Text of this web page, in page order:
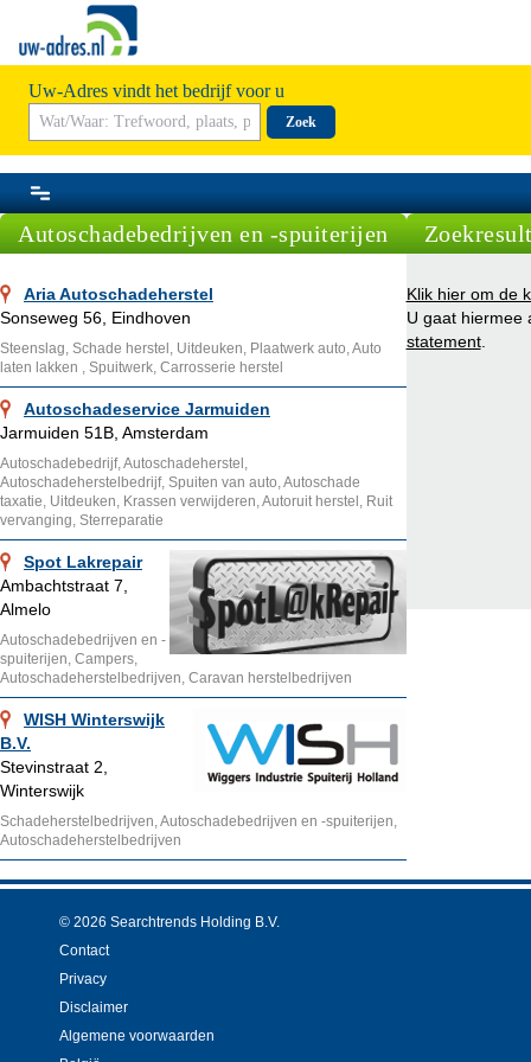
Uw-Adres vindt het bedrijf voor u
Zoek
Autoschadebedrijven en -spuiterijen
Aria Autoschadeherstel
Sonseweg 56, Eindhoven
Steenslag, Schade herstel, Uitdeuken, Plaatwerk auto, Auto
laten lakken , Spuitwerk, Carrosserie herstel
Autoschadeservice Jarmuiden
Jarmuiden 51B, Amsterdam
Autoschadebedrijf, Autoschadeherstel,
Autoschadeherstelbedrijf, Spuiten van auto, Autoschade
taxatie, Uitdeuken, Krassen verwijderen, Autoruit herstel, Ruit
vervanging, Sterreparatie
Spot Lakrepair
Ambachtstraat 7,
Almelo
Autoschadebedrijven en -
spuiterijen, Campers,
Autoschadeherstelbedrijven, Caravan herstelbedrijven
WISH Winterswijk
B.V.
Stevinstraat 2,
Winterswijk
Schadeherstelbedrijven, Autoschadebedrijven en -spuiterijen,
Autoschadeherstelbedrijven
Klik hier om de
U gaat hiermee
statement.
© 2026 Searchtrends Holding B.V.
Contact
Privacy
Disclaimer
Algemene voorwaarden